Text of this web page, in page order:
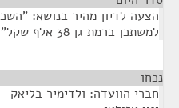
הצעה לדיון מהיר בנושא:
למשתכן ברמת גן 38 אלף שקל"
נכחו
חברי הוועדה: ולדימיר בליאק